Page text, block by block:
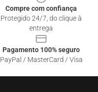
Compre com confiança
Protegido 24/7, do clique à
entrega
Pagamento 100% seguro
PayPal / MasterCard / Visa